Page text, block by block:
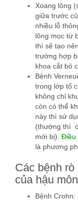
Xoang lông
giữa trước
nhiều lỗ
lông mọc từ
thì sẽ tạo
trường hợp
khoa cắt bỏ
Bệnh
trong lớp tổ
không chỉ
còn có thể
này thì sử
(thường thì
mới bị). Điều
là phương
Các bệnh
của hậu
Bệnh